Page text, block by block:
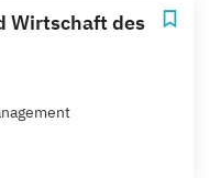
Wirtschaft des